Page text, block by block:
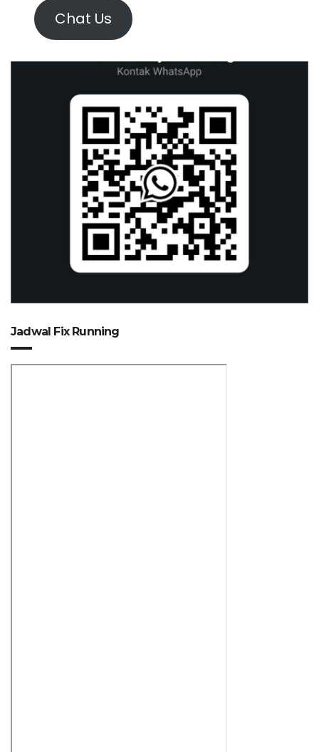
Chat Us
Jadwal Fix Running